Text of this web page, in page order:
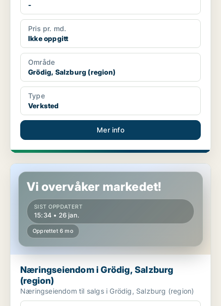
-
Pris pr. md.
Ikke oppgitt
Område
Grödig, Salzburg (region)
Type
Verksted
Mer info
Næringseiendom i Grödig, Salzburg (region)
Vi overvåker markedet!
SIST OPPDATERT
15:34 • 26 jan.
Opprettet 6 mo
Næringseiendom i Grödig, Salzburg
(region)
Næringseiendom til salgs i Grödig, Salzburg (region)